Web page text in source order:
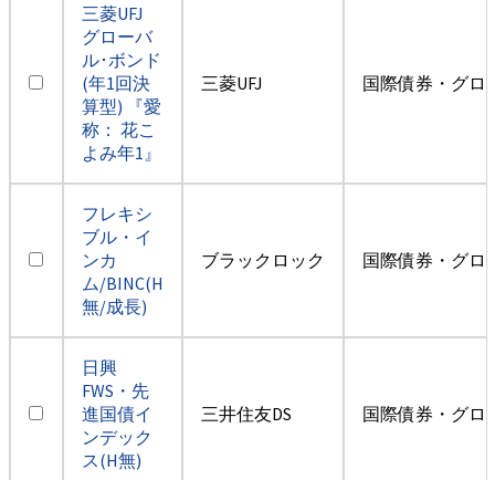
三菱UFJ
グローバ
ル･ボンド
(年1回決
算型) 『愛
称： 花こ
よみ年1』
三菱UFJ 国際債券・グロ
フレキシ
ブル・イ
ンカ
ム/BINC(H
無/成長)
ブラックロック 国際債券・グロ
日興
FWS・先
進国債イ
ンデック
ス(H無)
三井住友DS 国際債券・グロ